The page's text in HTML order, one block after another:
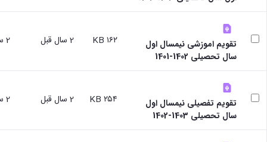
علوم
ورزشی
دانشکده
های
اقماری
فنی
و
منابع
طبیعی
تویسرکان
فنی
تقویم اموزشی نیمسال اول
سال تحصیلی 1402-1401
۱۶۲ KB 2 سال قبل 2 سال قبل
تقویم تفصیلی نیمسال اول
سال تحصیلی 1403-1402
۲۵۴ KB 2 سال قبل 2 سال قبل